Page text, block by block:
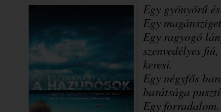
Egy gyönyörű
Egy
Egy ragyogó
szenvedélyes
keresi.
Egy négyfős
barátsága
Egy